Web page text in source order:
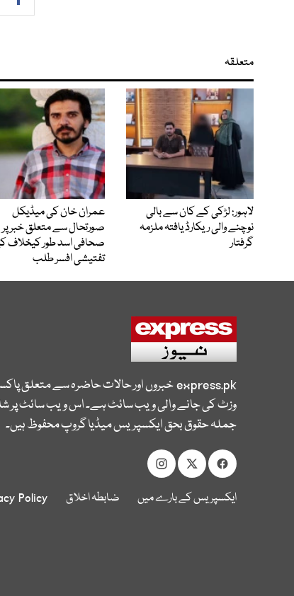
متعلقہ
لاہور: لڑکی کے کان سے بالی
نوچنے والی ریکارڈ یافتہ ملزمہ
گرفتار
عمران خان کی میڈیکل
صورتحال سے متعلق خبر پر
صحافی اسد طور کیخلاف
تفتیشی افسر طلب
express.pkخبروں اور حالات حاضرہ سے متعلق
وزٹ کی جانے والی ویب سائٹ ہے۔ اس ویب سائٹ پر
جملہ حقوق بحق ایکسپریس میڈیا گروپ محفوظ ہیں۔
ایکسپریس کے بارے میں ضابطہ اخلاق Policy